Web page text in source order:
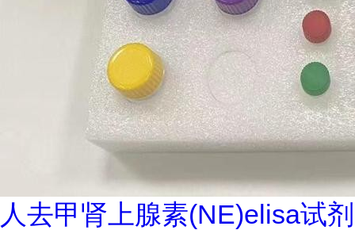
人去甲肾上腺素(NE)elisa试剂